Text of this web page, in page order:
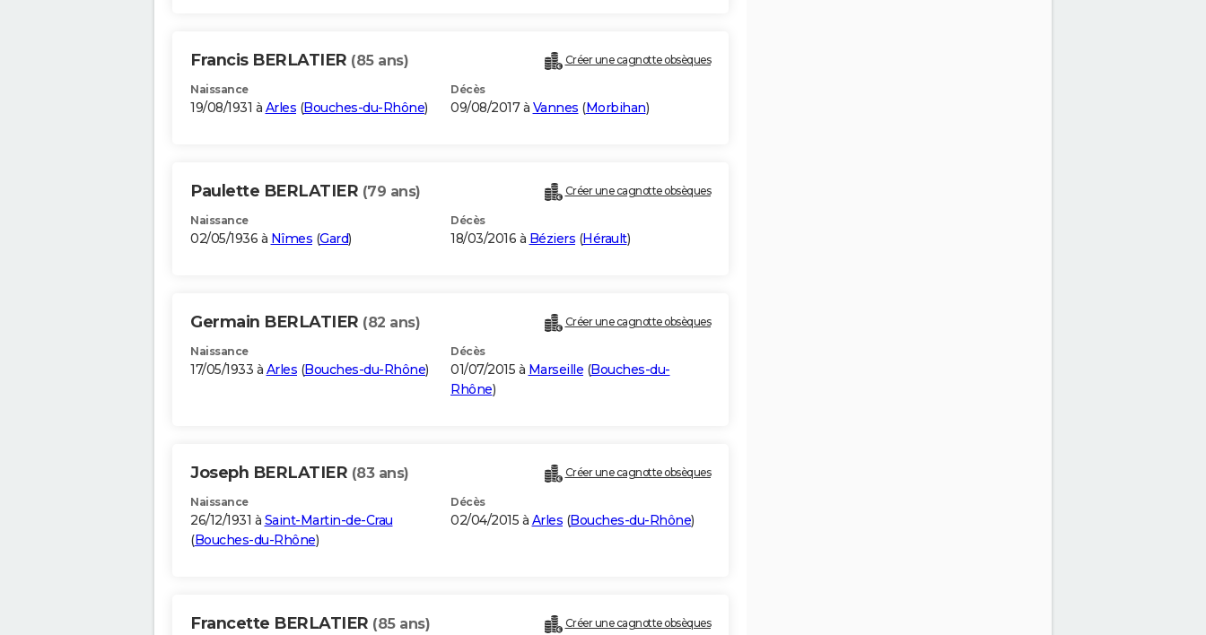
Francis BERLATIER (85 ans) Créer une cagnotte obsèques
Naissance
19/08/1931 à Arles (Bouches-du-Rhône)
Décès
09/08/2017 à Vannes (Morbihan)
Paulette BERLATIER (79 ans) Créer une cagnotte obsèques
Naissance
02/05/1936 à Nîmes (Gard)
Décès
18/03/2016 à Béziers (Hérault)
Germain BERLATIER (82 ans) Créer une cagnotte obsèques
Naissance
17/05/1933 à Arles (Bouches-du-Rhône)
Décès
01/07/2015 à Marseille (Bouches-du-
Rhône)
Joseph BERLATIER (83 ans) Créer une cagnotte obsèques
Naissance
26/12/1931 à Saint-Martin-de-Crau
(Bouches-du-Rhône)
Décès
02/04/2015 à Arles (Bouches-du-Rhône)
Francette BERLATIER (85 ans) Créer une cagnotte obsèques